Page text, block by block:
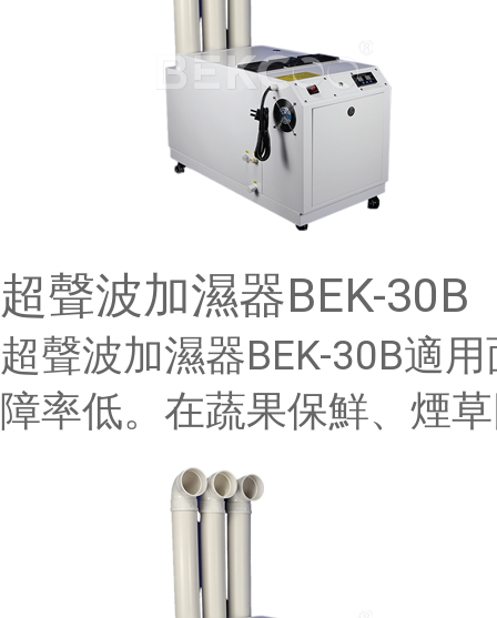
超聲波加濕器BEK-30B
超聲波加濕器BEK-30B適
障率低。在蔬果保鮮、煙